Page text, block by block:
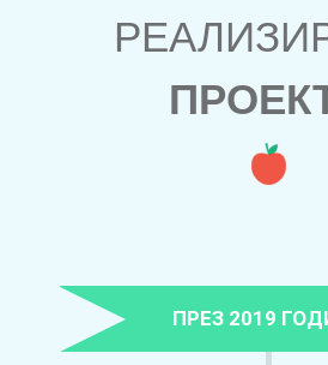
ПРЕЗ 2019